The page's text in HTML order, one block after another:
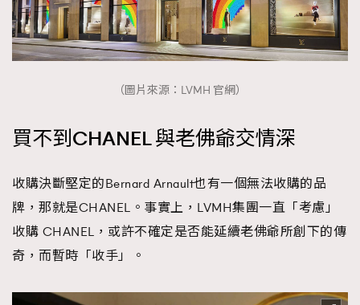
TRENDING
EmpowerF
FashionWeek FigaroAesthetic
（圖片來源：LVMH 官網）
買不到CHANEL 與老佛爺交情深
收購決斷堅定的Bernard Arnault也有一個無法收購的品
牌，那就是CHANEL。事實上，LVMH集團一直「考慮」
收購 CHANEL，或許不確定是否能延續老佛爺所創下的傳
奇，而暫時「收手」。